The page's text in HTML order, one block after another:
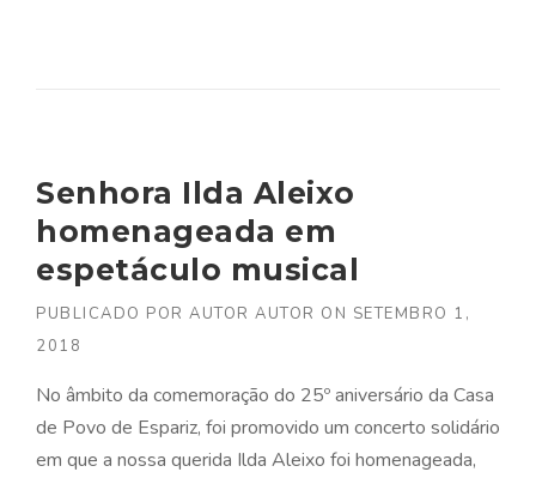
Senhora Ilda Aleixo
homenageada em
espetáculo musical
PUBLICADO POR AUTOR AUTOR ON SETEMBRO 1,
2018
No âmbito da comemoração do 25º aniversário da Casa
de Povo de Espariz, foi promovido um concerto solidário
em que a nossa querida Ilda Aleixo foi homenageada,